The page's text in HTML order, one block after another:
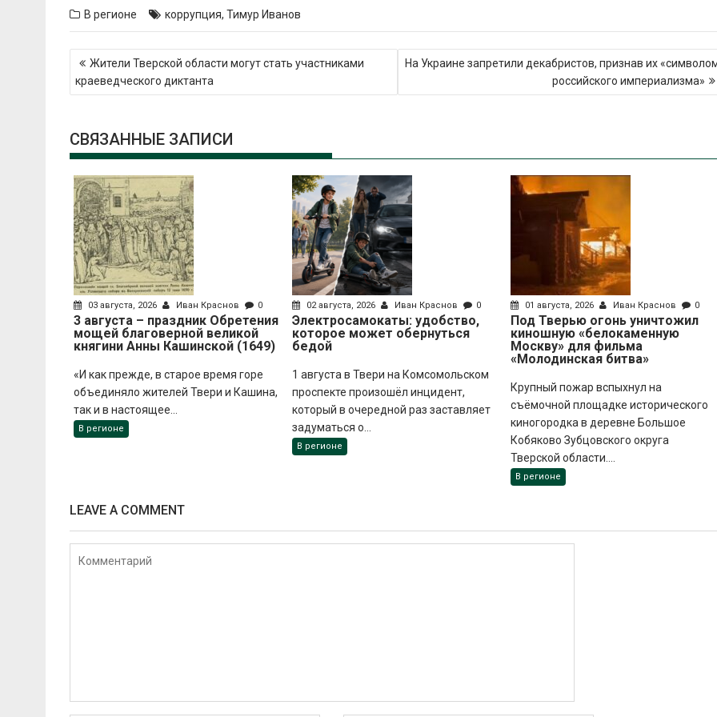
В регионе коррупция, Тимур Иванов
Навигация
по
записям
Жители Тверской области могут стать участниками
краеведческого диктанта
На Украине запретили декабристов, признав их
российского империализма»
СВЯЗАННЫЕ ЗАПИСИ
03 августа, 2026 Иван Краснов 0
3 августа – праздник Обретения
мощей благоверной великой
княгини Анны Кашинской (1649)
«И как прежде, в старое время горе
объединяло жителей Твери и Кашина,
так и в настоящее...
В регионе
02 августа, 2026 Иван Краснов 0
Электросамокаты: удобство,
которое может обернуться
бедой
1 августа в Твери на Комсомольском
проспекте произошёл инцидент,
который в очередной раз заставляет
задуматься о...
В регионе
01 августа, 2026 Иван Краснов 0
Под Тверью огонь уничтожил
киношную «белокаменную
Москву» для фильма
«Молодинская битва»
Крупный пожар вспыхнул на
съёмочной площадке исторического
киногородка в деревне Большое
Кобяково Зубцовского округа
Тверской области....
В регионе
LEAVE A COMMENT